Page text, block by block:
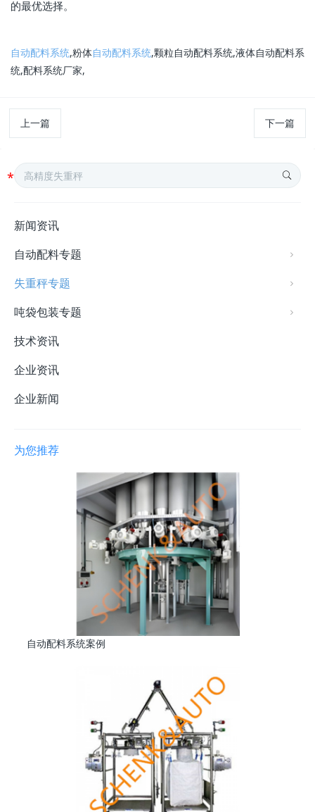
的最优选择。
自动配料系统,粉体自动配料系统,颗粒自动配料系统,液体自动配料系
统,配料系统厂家,
上一篇 下一篇
新闻资讯
自动配料专题
失重秤专题
吨袋包装专题
技术资讯
企业资讯
企业新闻
为您推荐
自动配料系统案例